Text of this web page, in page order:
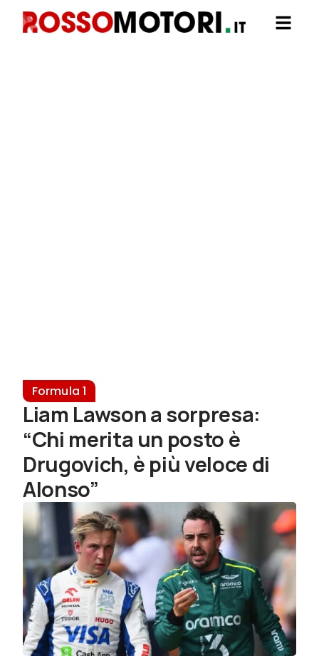
Formula 1
Liam Lawson a sorpresa:
“Chi merita un posto è
Drugovich, è più veloce di
Alonso”